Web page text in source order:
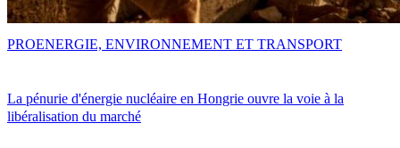
La pénurie d'énergie nucléaire en Hongrie ouvre la voie à la
libéralisation du marché
PROENERGIE, ENVIRONNEMENT ET TRANSPORT